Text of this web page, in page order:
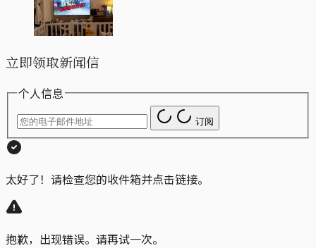
立即领取新闻信
个人信息
订阅
太好了！请检查您的收件箱并点击链接。
抱歉，出现错误。请再试一次。